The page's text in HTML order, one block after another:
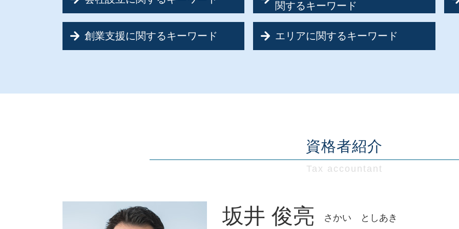
会社設立 節税
会社設立 デメリット
会社設立 代行
会社設立 メリット
関するキーワード
節税対策 税務
税務調査 確率
節税対策 会社
資金調達 方法
税務顧問 定義
節税対策 不動産
節税対策 企業
創業支援に関するキーワード
創業支援 計画
創業支援 運転資金
エリアに関するキーワード
会社設立 千葉県
創業支援 千葉県
会社設立 東京都
会社設立 埼玉県
経営相談 千葉県
資格者紹介
坂井 俊亮 さかい としあき